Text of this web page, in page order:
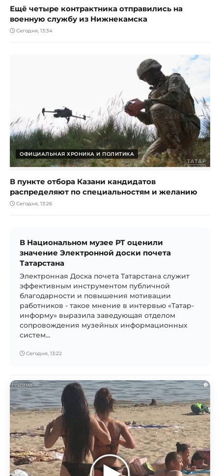
Ещё четыре контрактника отправились на
военную службу из Нижнекамска
Сегодня, 13:34
ОФИЦИАЛЬНАЯ ХРОНИКА И ПОЛИТИКА
В пункте отбора Казани кандидатов
распределяют по специальностям и желанию
Сегодня, 13:26
В Национальном музее РТ оценили
значение Электронной доски почета
Татарстана
Электронная Доска почета Татарстана служит
эффективным инструментом публичной
благодарности и повышения мотивации
работников - такое мнение в интервью «Татар-
информу» выразила заведующая отделом
сопровождения музейных информационных
систем...
Сегодня, 13:22
i